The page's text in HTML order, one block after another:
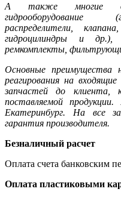
А также многие
гидрооборудование
распределители,
гидроцилиндры и др.),
ремкомплекты,
Основные преимущества
реагирования на
запчастей до клиента,
поставляемой
Екатеринбург. На все
гарантия производителя.
Безналичный расчет
Оплата счета банковским
Оплата пластиковыми